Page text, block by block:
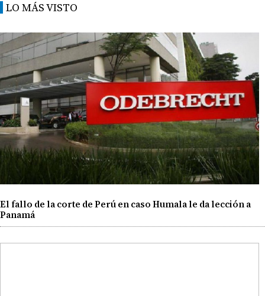
LO MÁS VISTO
El fallo de la corte de Perú en caso Humala le da lección a
Panamá